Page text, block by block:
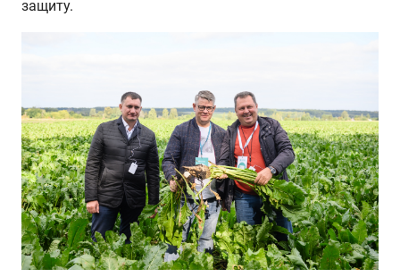
защиту.